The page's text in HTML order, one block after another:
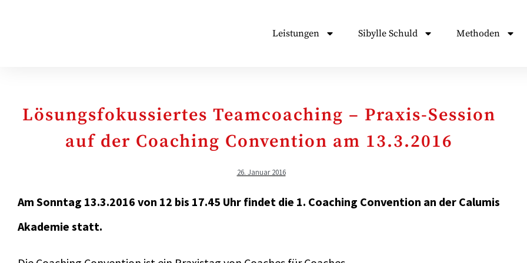
Leistungen Sibylle Schuld Methoden
Lösungsfokussiertes Teamcoaching – Praxis-Session
auf der Coaching Convention am 13.3.2016
26. Januar 2016
Am Sonntag 13.3.2016 von 12 bis 17.45 Uhr findet die 1. Coaching Convention an der Calumis
Akademie statt.